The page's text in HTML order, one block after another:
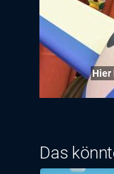
Hier
Das